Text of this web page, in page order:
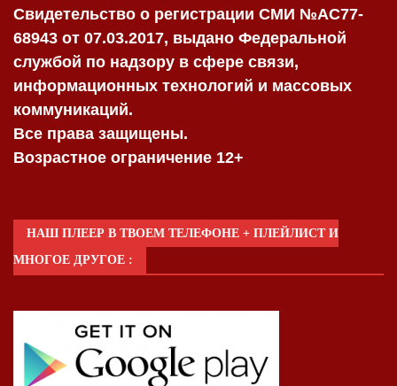
Свидетельство о регистрации СМИ №AC77-
68943 от 07.03.2017, выдано Федеральной
службой по надзору в сфере связи,
информационных технологий и массовых
коммуникаций.
Все права защищены.
Возрастное ограничение 12+
НАШ ПЛЕЕР В ТВОЕМ ТЕЛЕФОНЕ + ПЛЕЙЛИСТ И
МНОГОЕ ДРУГОЕ :